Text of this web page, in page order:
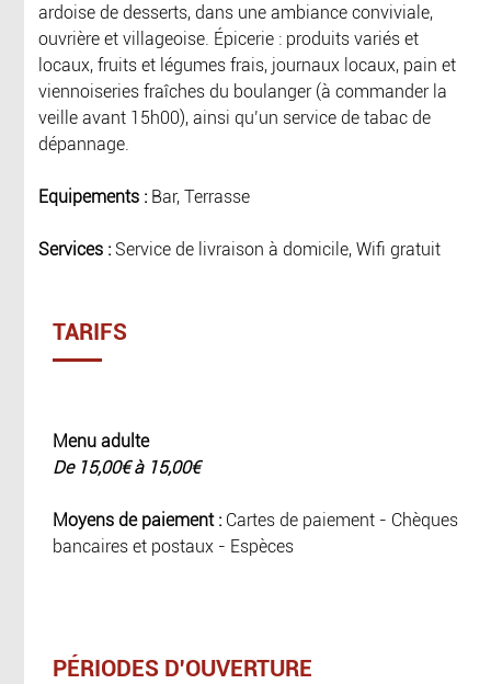
ardoise de desserts, dans une ambiance conviviale,
ouvrière et villageoise. Épicerie : produits variés et
locaux, fruits et légumes frais, journaux locaux, pain et
viennoiseries fraîches du boulanger (à commander la
veille avant 15h00), ainsi qu’un service de tabac de
dépannage.
Equipements : Bar, Terrasse
Services :Service de livraison à domicile, Wifi gratuit
TARIFS
Menu adulte
De 15,00€ à 15,00€
Moyens de paiement : Cartes de paiement - Chèques
bancaires et postaux - Espèces
PÉRIODES D'OUVERTURE